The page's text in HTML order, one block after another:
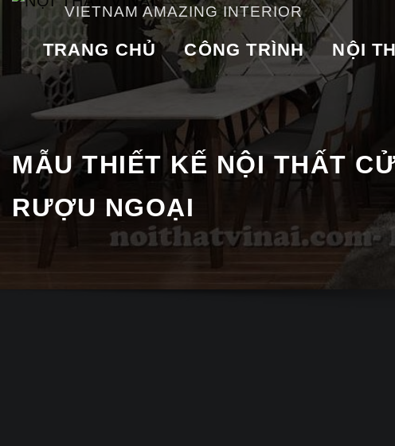
VIETNAM AMAZING INTERIOR
TRANG CHỦ CÔNG TRÌNH NỘI
MẪU THIẾT KẾ NỘI THẤT
RƯỢU NGOẠI